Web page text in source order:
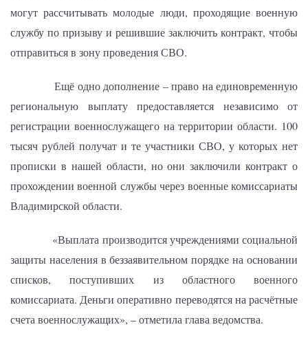
могут рассчитыватьмолодые люди, проходящие военную
службу по призыву и решившие заключить контракт, чтобы
отправиться в зону проведения СВО.
Ещё одно дополнение – право на единовременную
региональную выплату предоставляется независимо от
регистрации военнослужащего на территории области. 100
тысяч рублей получат и те участники СВО, у которых нет
прописки в нашей области, но они заключили контракт о
прохождении военной службы через военные комиссариаты
Владимирской области.
«Выплата производится учреждениями социальной
защиты населения в беззаявительном порядке на основании
списков, поступивших из областного военного
комиссариата. Деньги оперативно переводятся на расчётные
счета военнослужащих», – отметила глава ведомства.